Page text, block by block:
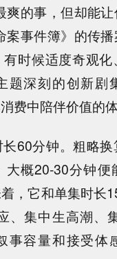
爽的事，但却能
案事件簿》的传
时候适度奇观
题深刻的创新剧
费中陪伴价值的体
60分钟。粗略
大概20-30分钟便
，它和单集时长
、集中生高潮、
事容量和接受体